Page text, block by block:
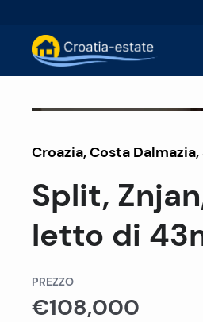
Isole
Costa
Istria e
Croazia
Croazia,Costa Dalmazia,
Split,
letto di
PREZZO
€108,000